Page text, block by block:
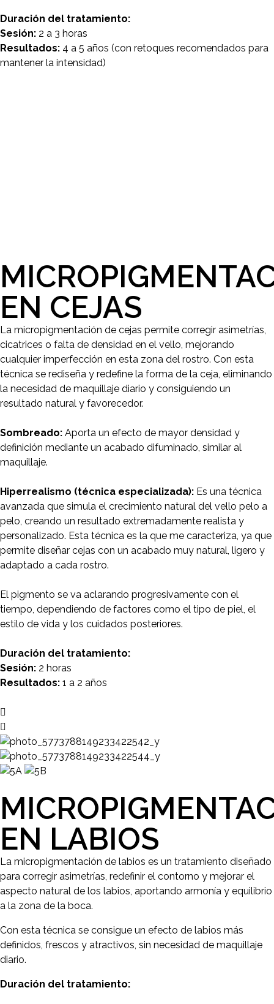
Duración del tratamiento:
Sesión: 2 a 3 horas
Resultados: 4 a 5 años (con retoques recomendados para
mantener la intensidad)
EN CEJAS
La micropigmentación de cejas permite corregir asimetrías,
cicatrices o falta de densidad en el vello, mejorando
cualquier imperfección en esta zona del rostro. Con esta
técnica se rediseña y redefine la forma de la ceja, eliminando
la necesidad de maquillaje diario y consiguiendo un
resultado natural y favorecedor.
Sombreado: Aporta un efecto de mayor densidad y
definición mediante un acabado difuminado, similar al
maquillaje.
Hiperrealismo (técnica especializada): Es una técnica
avanzada que simula el crecimiento natural del vello pelo a
pelo, creando un resultado extremadamente realista y
personalizado. Esta técnica es la que me caracteriza, ya que
permite diseñar cejas con un acabado muy natural, ligero y
adaptado a cada rostro.
El pigmento se va aclarando progresivamente con el
tiempo, dependiendo de factores como el tipo de piel, el
estilo de vida y los cuidados posteriores.
Duración del tratamiento:
Sesión: 2 horas
Resultados: 1 a 2 años
EN LABIOS
La micropigmentación de labios es un tratamiento diseñado
para corregir asimetrías, redefinir el contorno y mejorar el
aspecto natural de los labios, aportando armonía y equilibrio
a la zona de la boca.
Con esta técnica se consigue un efecto de labios más
definidos, frescos y atractivos, sin necesidad de maquillaje
diario.
Duración del tratamiento: